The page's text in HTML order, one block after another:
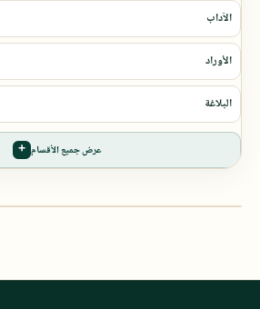
عرض جميع الأقسام